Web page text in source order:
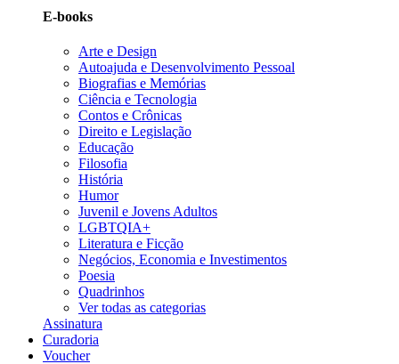
E-books
Arte e Design
Autoajuda e Desenvolvimento Pessoal
Biografias e Memórias
Ciência e Tecnologia
Contos e Crônicas
Direito e Legislação
Educação
Filosofia
História
Humor
Juvenil e Jovens Adultos
LGBTQIA+
Literatura e Ficção
Negócios, Economia e Investimentos
Poesia
Quadrinhos
Ver todas as categorias
Assinatura
Curadoria
Voucher